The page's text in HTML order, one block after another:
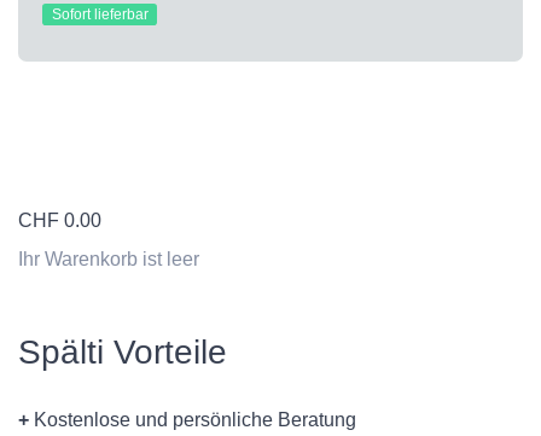
Sofort lieferbar
CHF 0.00
Ihr Warenkorb ist leer
Spälti Vorteile
+ Kostenlose und persönliche Beratung